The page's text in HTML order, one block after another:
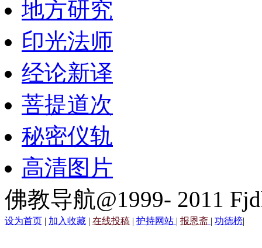
地方研究
印光法师
经论新译
菩提道次
秘密仪轨
高清图片
佛教导航@1999- 2011
设为首页 | 加入收藏 | 在线投稿 | 护持网站 | 报恩斋 | 功德榜|